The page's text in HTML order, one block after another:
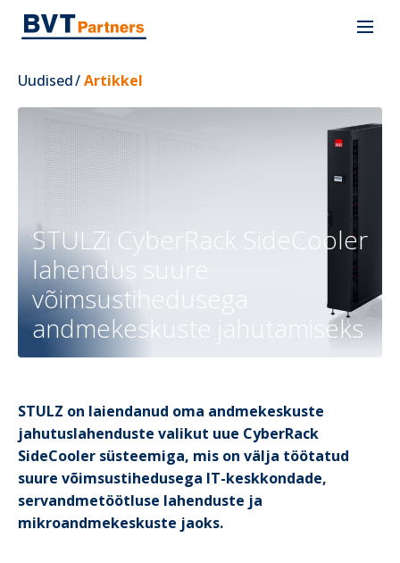
Uudised/Artikkel
STULZi CyberRack SideCooler
lahendus suure
võimsustihedusega
andmekeskuste jahutamiseks
STULZ on laiendanud oma andmekeskuste
jahutuslahenduste valikut uue CyberRack
SideCooler süsteemiga, mis on välja töötatud
suure võimsustihedusega IT-keskkondade,
servandmetöötluse lahenduste ja
mikroandmekeskuste jaoks.